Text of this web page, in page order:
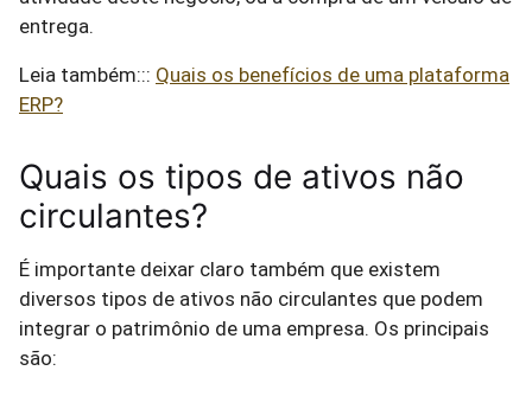
entrega.
Leia também::: Quais os benefícios de uma plataforma
ERP?
Quais os tipos de ativos não
circulantes?
É importante deixar claro também que existem
diversos tipos de ativos não circulantes que podem
integrar o patrimônio de uma empresa. Os principais
são: